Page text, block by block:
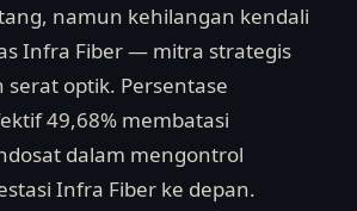
namun kehilangan kendali
Infra Fiber — mitra strategis
optik. Persentase
49,68% membatasi
dalam mengontrol
Infra Fiber ke depan.